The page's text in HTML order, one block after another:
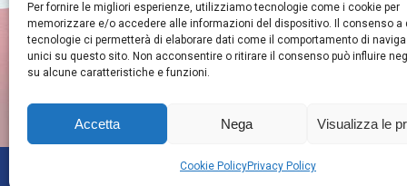
Per fornire le migliori esperienze, utilizziamo tecnologie come i cookie per
memorizzare e/o accedere alle informazioni del dispositivo. Il consenso a
tecnologie ci permetterà di elaborare dati come il comportamento di
unici su questo sito. Non acconsentire o ritirare il consenso può influire
su alcune caratteristiche e funzioni.
Accetta Nega Visualizza le
Cookie PolicyPrivacy Policy
British School - Via Scardocchia, 16/C - 86100 Campobasso (CB)